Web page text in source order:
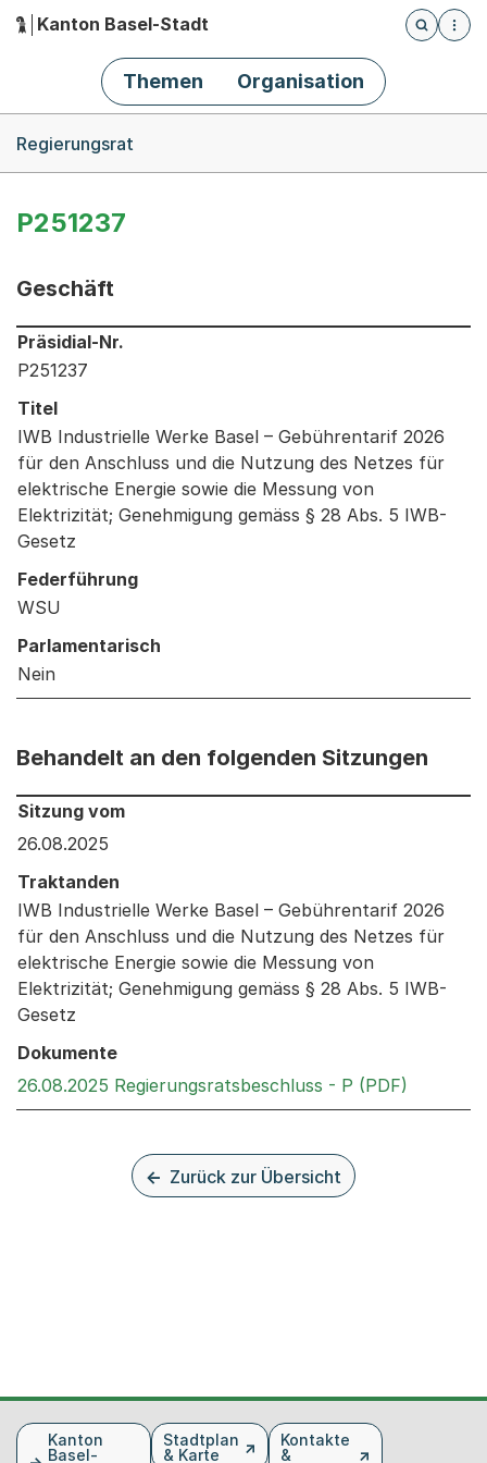
Hauptnavigation
Kanton Basel-Stadt
Öffnet
Themen Organisation
Regierungsrat
P251237
Geschäft
Informationen zum Ausgewählten Geschäft
Präsidial-Nr.
P251237
Titel
IWB Industrielle Werke Basel – Gebührentarif 2026
für den Anschluss und die Nutzung des Netzes für
elektrische Energie sowie die Messung von
Elektrizität; Genehmigung gemäss § 28 Abs. 5 IWB-
Gesetz
Federführung
WSU
Parlamentarisch
Nein
Behandelt an den folgenden Sitzungen
Behandelt an den folgenden Sitzungen: Informationen
Sitzung vom
26.08.2025
Traktanden
IWB Industrielle Werke Basel – Gebührentarif 2026
für den Anschluss und die Nutzung des Netzes für
elektrische Energie sowie die Messung von
Elektrizität; Genehmigung gemäss § 28 Abs. 5 IWB-
Gesetz
Dokumente
26.08.2025 Regierungsratsbeschluss - P (PDF)
Zurück zur Übersicht
FusszeileKanton
Basel-
Stadtplan
& Karte
Kontakte
&